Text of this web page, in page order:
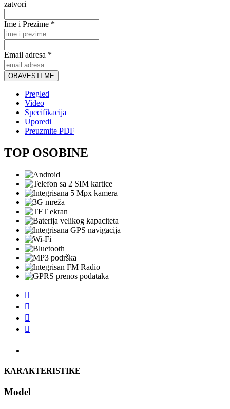
zatvori
Ime i Prezime *
Email adresa *
OBAVESTI ME
Pregled
Video
Specifikacija
Uporedi
Preuzmite PDF
TOP OSOBINE




KARAKTERISTIKE
Model